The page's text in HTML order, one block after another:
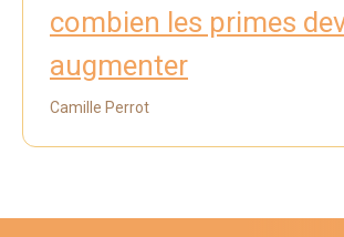
combien les primes
augmenter
Camille Perrot